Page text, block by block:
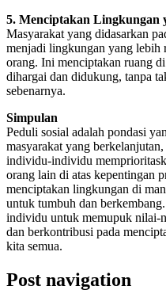
5. Menciptakan Lingkungan
Masyarakat yang didasarkan
menjadi lingkungan yang lebih
orang. Ini menciptakan ruang
dihargai dan didukung, tanpa
sebenarnya.
Simpulan
Peduli sosial adalah pondasi
masyarakat yang
individu-individu
orang lain di atas kepentingan
menciptakan lingkungan di
untuk tumbuh dan
individu untuk memupuk nilai-
dan berkontribusi pada
kita semua.
Post navigation